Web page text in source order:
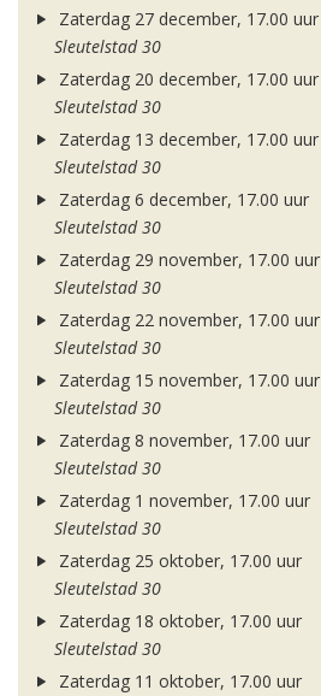
Zaterdag 27 december, 17.00 uur
Sleutelstad 30
Zaterdag 20 december, 17.00 uur
Sleutelstad 30
Zaterdag 13 december, 17.00 uur
Sleutelstad 30
Zaterdag 6 december, 17.00 uur
Sleutelstad 30
Zaterdag 29 november, 17.00 uur
Sleutelstad 30
Zaterdag 22 november, 17.00 uur
Sleutelstad 30
Zaterdag 15 november, 17.00 uur
Sleutelstad 30
Zaterdag 8 november, 17.00 uur
Sleutelstad 30
Zaterdag 1 november, 17.00 uur
Sleutelstad 30
Zaterdag 25 oktober, 17.00 uur
Sleutelstad 30
Zaterdag 18 oktober, 17.00 uur
Sleutelstad 30
Zaterdag 11 oktober, 17.00 uur